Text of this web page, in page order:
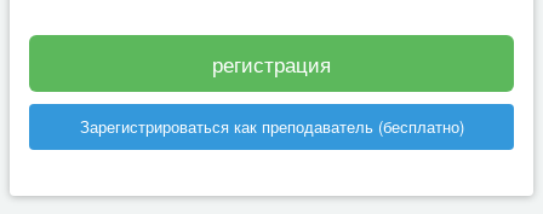
регистрация
Зарегистрироваться как преподаватель (бесплатно)